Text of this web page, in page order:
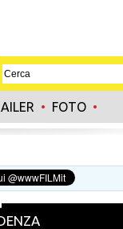
• FOTO •